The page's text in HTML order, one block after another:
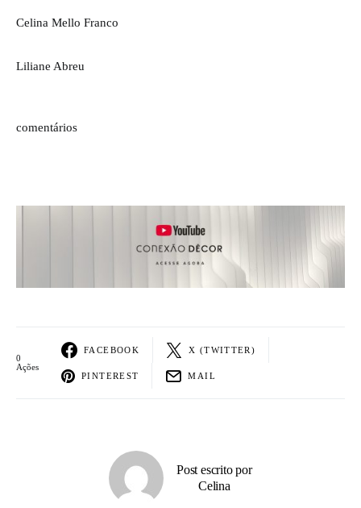
Celina Mello Franco
Liliane Abreu
comentários
0
Ações
FACEBOOK X (TWITTER)
PINTEREST MAIL
Post escrito por
Celina